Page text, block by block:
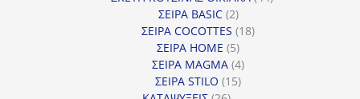
ΣΕΙΡΑ BASIC 22
προϊόντα
ΣΕΙΡΑ COCOTTES 1818
ΣΕΙΡΑ HOME 55
προϊόντα
ΣΕΙΡΑ MAGMA 44
προϊόντα
ΣΕΙΡΑ STILO 1515